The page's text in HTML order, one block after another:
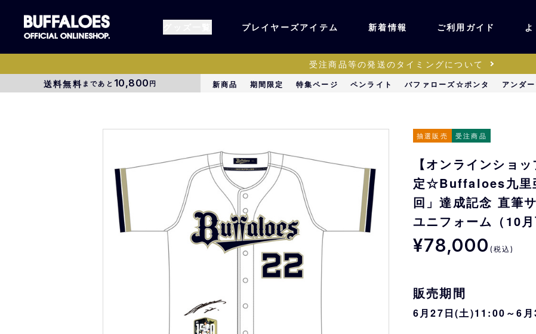
すべてのグッズ オーセンティック
ユニフォーム・ワッ
タオル各種 アパレル キッズ・ベビー
コラボグッズ
ステーショナリー・
雑貨
EC限定販売 キーホルダー
オリ達におすすめ
プレイヤーズアイテム 新着情報 ご利用ガイド
受注商品等の発送のタイミングについて
送料無料まであと 10,800円 新商品 期間限定 特集ページ ペンライト バファローズ☆ポンタ アンダ
抽選販売 受注商品
【オンラインショ
定☆Buffaloes九里
回」達成記念 直筆
ユニフォーム（10
¥78,000 (税込)
販売期間
6月27日(土)11:00～6